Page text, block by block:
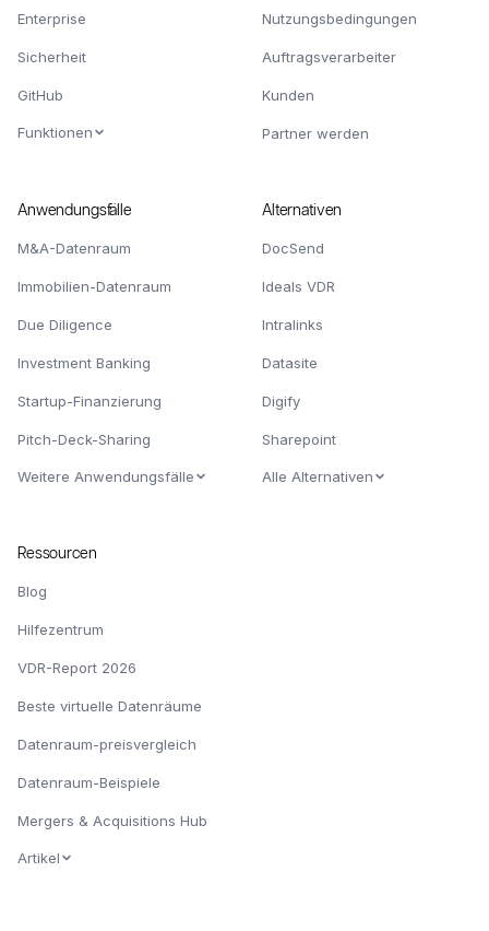
Enterprise
Sicherheit
GitHub
Funktionen
Nutzungsbedingungen
Auftragsverarbeiter
Kunden
Partner werden
Anwendungsfälle
M&A-Datenraum
Immobilien-Datenraum
Due Diligence
Investment Banking
Startup-Finanzierung
Pitch-Deck-Sharing
Weitere Anwendungsfälle
Alternativen
DocSend
Ideals VDR
Intralinks
Datasite
Digify
Sharepoint
Alle Alternativen
Ressourcen
Blog
Hilfezentrum
VDR-Report 2026
Beste virtuelle Datenräume
Datenraum-preisvergleich
Datenraum-Beispiele
Mergers & Acquisitions Hub
Artikel